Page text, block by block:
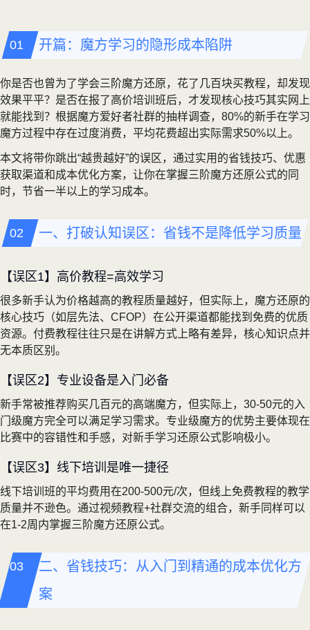
开篇：魔方学习的隐形成本陷阱
你是否也曾为了学会三阶魔方还原，花了几百块买教程，却发现
效果平平？是否在报了高价培训班后，才发现核心技巧其实网上
就能找到？根据魔方爱好者社群的抽样调查，80%的新手在学习
魔方过程中存在过度消费，平均花费超出实际需求50%以上。
本文将带你跳出“越贵越好”的误区，通过实用的省钱技巧、优惠
获取渠道和成本优化方案，让你在掌握三阶魔方还原公式的同
时，节省一半以上的学习成本。
一、打破认知误区：省钱不是降低学习质量
【误区1】高价教程=高效学习
很多新手认为价格越高的教程质量越好，但实际上，魔方还原的
核心技巧（如层先法、CFOP）在公开渠道都能找到免费的优质
资源。付费教程往往只是在讲解方式上略有差异，核心知识点并
无本质区别。
【误区2】专业设备是入门必备
新手常被推荐购买几百元的高端魔方，但实际上，30-50元的入
门级魔方完全可以满足学习需求。专业级魔方的优势主要体现在
比赛中的容错性和手感，对新手学习还原公式影响极小。
【误区3】线下培训是唯一捷径
线下培训班的平均费用在200-500元/次，但线上免费教程的教学
质量并不逊色。通过视频教程+社群交流的组合，新手同样可以
在1-2周内掌握三阶魔方还原公式。
二、省钱技巧：从入门到精通的成本优化方
案